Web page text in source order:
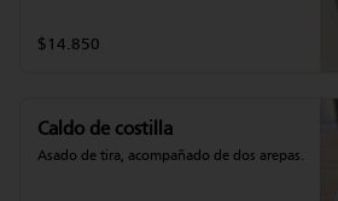
$14.850
Caldo de costilla
Asado de tira, acompañado de dos arepas.